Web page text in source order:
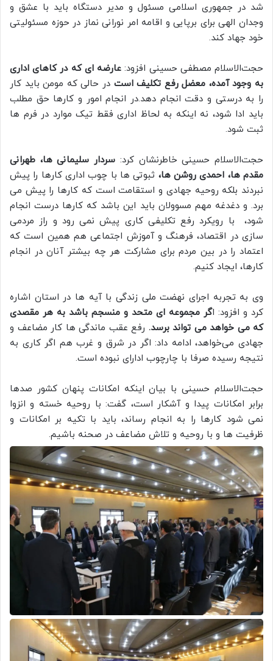
شد در جمهوری اسلامی مسئول و مدیر دستگاه باید با عشق و
وجدان الهی برای برپایی و اقامه امر نورانی نماز در حوزه مسئولیتی
خود جهاد کند.
حجت‌الاسلام مصطفی حسینی افزود: عارضه ای که در کاهای اداری
به وجود آمده، معضل رفع تکلیف است در حالی که مومن باید کار
را به درستی و دقت انجام دهد.در انجام امور و کارها حق مطلب
باید ادا شود، نه اینکه به لحاظ اداری فقط تیک موارد در فرم ها
ثبت شود.
حجت‌الاسلام حسینی خاطرنشان کرد: سردار سلیمانی ها، طهرانی
مقدم ها، احمدی روشن ها، ثبوتی ها با چوب اداری کارها را پیش
نبردند بلکه روحیه جهادی و استقامت است که کارها را پیش می
برد. و دغدغه مهم مسوولان باید این باشد که کارها درست انجام
شود، با رویکرد رفع تکلیفی کاری پیش نمی رود و راز مردمی
سازی در اقتصاد، فرهنگ و آموزش اجتماعی هم همین است که
اعتماد را در بین مردم برای مشارکت هر چه بیشتر آنان در انجام
کارها، ایجاد کنیم.
وی به تجربه اجرای نهضت ملی زندگی با آیه ها در استان اشاره
کرد و افزود: اگر مجموعه ای متحد و منسجم باشد به هر مقصدی
که می خواهد می تواند برسد. رفع عقب ماندگی ها کار مضاعف و
جهادی می‌خواهد، ادامه داد: اگر در شرق و غرب هم اگر کاری به
نتیجه رسیده صرفا با چارچوب ادارای نبوده‌ است.
حجت‌الاسلام حسینی با بیان اینکه امکانات پنهان کشور صدها
برابر امکانات پیدا و آشکار است، گفت: با روحیه خسته و انزوا
نمی شود کارها را به انجام رساند، باید با تکیه بر امکانات و
ظرفیت ها و با روحیه و تلاش مضاعف در صحنه باشیم.